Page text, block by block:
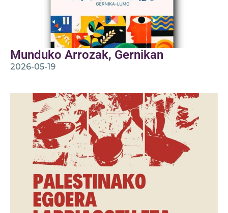
Munduko Arrozak, Gernikan
2026-05-19